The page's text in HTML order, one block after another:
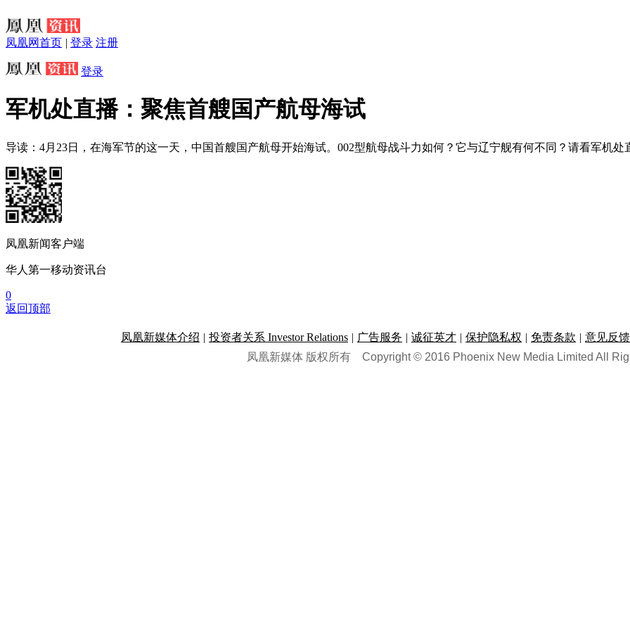
凤凰网首页 | 登录 注册
登录
军机处直播：聚焦首艘国产航母海试
导读：4月23日，在海军节的这一天，中国首艘国产航母开始海试。002型航母战斗力如何？它与辽宁舰有何不同？请看军机处
凤凰新闻客户端
华人第一移动资讯台
0
返回顶部
凤凰新媒体介绍 | 投资者关系 Investor Relations | 广告服务 | 诚征英才 | 保护隐私权 | 免责条款 | 意见反馈
凤凰新媒体 版权所有 Copyright © 2016 Phoenix New Media Limited All